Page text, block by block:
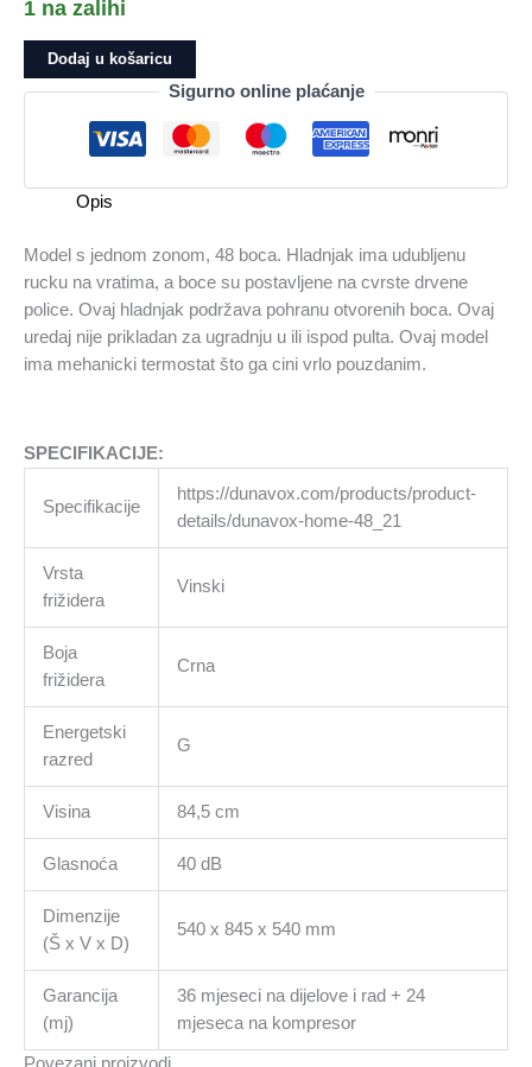
1 na zalihi
Hladnjak
za
DUNAVOX
48
Dodaj u košaricu
Sigurno online plaćanje
Opis
Model s jednom zonom, 48 boca. Hladnjak ima udubljenu
rucku na vratima, a boce su postavljene na cvrste drvene
police. Ovaj hladnjak podržava pohranu otvorenih boca. Ovaj
uredaj nije prikladan za ugradnju u ili ispod pulta. Ovaj model
ima mehanicki termostat što ga cini vrlo pouzdanim.
SPECIFIKACIJE:
Specifikacije
https://dunavox.com/products/product-
details/dunavox-home-48_21
Vrsta
frižidera
Vinski
Boja
frižidera
Crna
Energetski
razred
G
Visina 84,5 cm
Glasnoća 40 dB
Dimenzije
(Š x V x D)
540 x 845 x 540 mm
Garancija
(mj)
36 mjeseci na dijelove i rad + 24
mjeseca na kompresor
Povezani proizvodi